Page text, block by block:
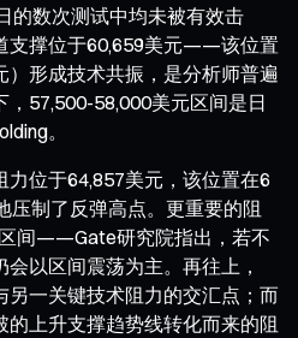
的数次测试中均未被有效击
支撑位于60,659美元——该位置
）形成技术共振，是分析师普遍
57,500-58,000美元区间是日
。
力位于64,857美元，该位置在6
压制了反弹高点。更重要的阻
间——Gate研究院指出，若不
以区间震荡为主。再往上，
另一关键技术阻力的交汇点；而
的上升支撑趋势线转化而来的阻